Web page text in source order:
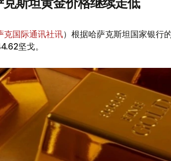
克国际通讯社讯）根据哈萨克斯坦国家银行
坚戈。